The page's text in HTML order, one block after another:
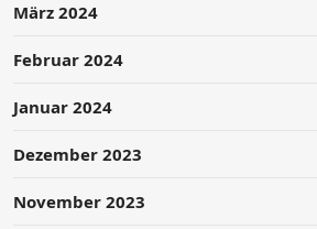
März 2024
Februar 2024
Januar 2024
Dezember 2023
November 2023